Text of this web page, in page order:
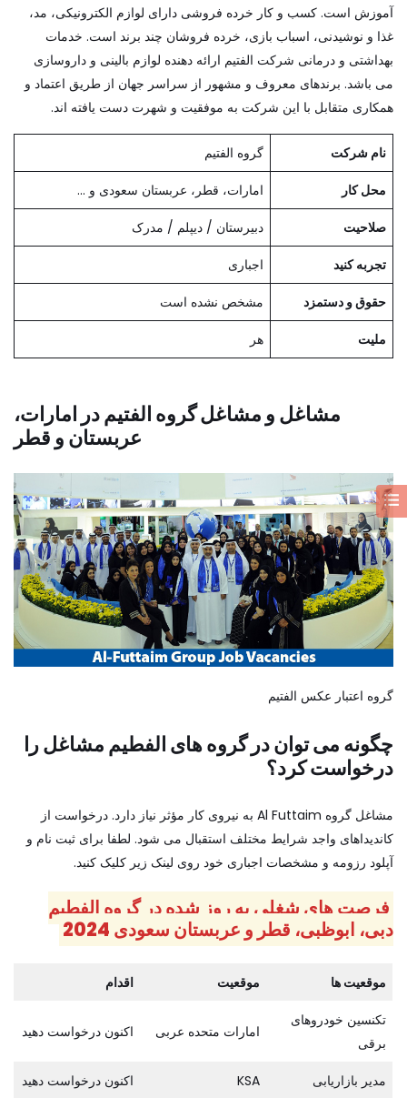
آموزش است. کسب و کار خرده فروشی دارای لوازم الکترونیکی، مد،
غذا و نوشیدنی، اسباب بازی، خرده فروشان چند برند است. خدمات
بهداشتی و درمانی شرکت الفتیم ارائه دهنده لوازم بالینی و داروسازی
می باشد. برندهای معروف و مشهور از سراسر جهان از طریق اعتماد و
همکاری متقابل با این شرکت به موفقیت و شهرت دست یافته اند.
نام شرکت گروه الفتیم
محل کار امارات، قطر، عربستان سعودی و ...
صلاحیت دبیرستان / دیپلم / مدرک
تجربه کنید اجباری
حقوق و دستمزد مشخص نشده است
ملیت هر
مشاغل و مشاغل گروه الفتیم در امارات،
عربستان و قطر
گروه اعتبار عکس الفتیم
چگونه می توان در گروه های الفطیم مشاغل را
درخواست کرد؟
مشاغل گروه Al Futtaim به نیروی کار مؤثر نیاز دارد. درخواست از
کاندیداهای واجد شرایط مختلف استقبال می شود. لطفا برای ثبت نام و
آپلود رزومه و مشخصات اجباری خود روی لینک زیر کلیک کنید.
فرصت های شغلی به روز شده در گروه الفطیم
دبی، ابوظبی، قطر و عربستان سعودی 2024
موقعیت ها موقعیت اقدام
تکنسین خودروهای
برقی
امارات متحده عربی اکنون درخواست دهید
مدیر بازاریابی KSA اکنون درخواست دهید